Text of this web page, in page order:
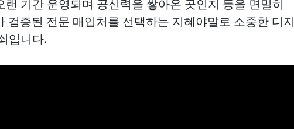
랜 기간 운영되며 공신력을 쌓아온 곳인지 등을 면밀히
검증된 전문 매입처를 선택하는 지혜야말로 소중한 디지
입니다.